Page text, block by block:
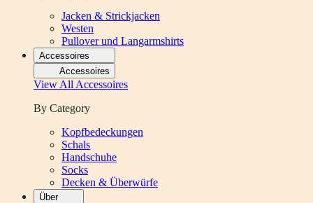
Jacken & Strickjacken
Westen
Pullover und Langarmshirts
Accessoires
Accessoires
View All Accessoires
By Category
Kopfbedeckungen
Schals
Handschuhe
Socks
Decken & Überwürfe
Über